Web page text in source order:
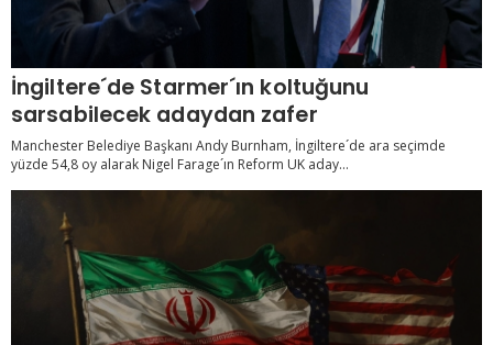
İngiltere´de Starmer´ın koltuğunu
sarsabilecek adaydan zafer
Manchester Belediye Başkanı Andy Burnham, İngiltere´de ara seçimde
yüzde 54,8 oy alarak Nigel Farage´ın Reform UK aday...